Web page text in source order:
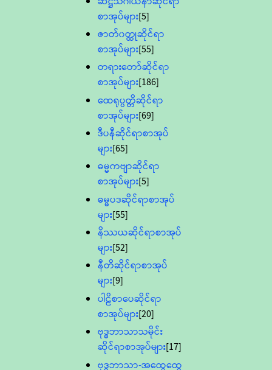
စာအုပ်များ[5]
ဇာတ်၀တ္ထုဆိုင်ရာ
စာအုပ်များ[55]
တရားတော်ဆိုင်ရာ
စာအုပ်များ[186]
ထေရုပ္ပတ္တိဆိုင်ရာ
စာအုပ်များ[69]
ဒီပနီဆိုင်ရာစာအုပ်
များ[65]
ဓမ္မကဗျာဆိုင်ရာ
စာအုပ်များ[5]
ဓမ္မပဒဆိုင်ရာစာအုပ်
များ[55]
နိဿယဆိုင်ရာစာအုပ်
များ[52]
နီတိဆိုင်ရာစာအုပ်
များ[9]
ပါဠိစာပေဆိုင်ရာ
စာအုပ်များ[20]
ဗုဒ္ဓဘာသာသမိုင်း
ဆိုင်ရာစာအုပ်များ[17]
ဗုဒ္ဓဘာသာ-အထွေထွေ